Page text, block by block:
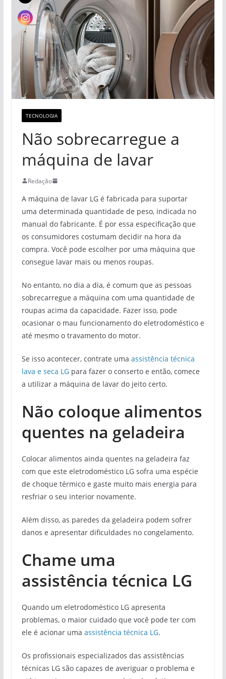
TECNOLOGIA
Não sobrecarregue a
máquina de lavar
Redação
A máquina de lavar LG é fabricada para suportar
uma determinada quantidade de peso, indicada no
manual do fabricante. É por essa especificação que
os consumidores costumam decidir na hora da
compra. Você pode escolher por uma máquina que
consegue lavar mais ou menos roupas.
No entanto, no dia a dia, é comum que as pessoas
sobrecarregue a máquina com uma quantidade de
roupas acima da capacidade. Fazer isso, pode
ocasionar o mau funcionamento do eletrodoméstico e
até mesmo o travamento do motor.
Se isso acontecer, contrate uma assistência técnica
lava e seca LGpara fazer o conserto e então, comece
a utilizar a máquina de lavar do jeito certo.
Não coloque alimentos
quentes na geladeira
Colocar alimentos ainda quentes na geladeira faz
com que este eletrodoméstico LG sofra uma espécie
de choque térmico e gaste muito mais energia para
resfriar o seu interior novamente.
Além disso, as paredes da geladeira podem sofrer
danos e apresentar dificuldades no congelamento.
Chame uma
assistência técnica LG
Quando um eletrodoméstico LG apresenta
problemas, o maior cuidado que você pode ter com
ele é acionar uma assistência técnica LG.
Os profissionais especializados das assistências
técnicas LG são capazes de averiguar o problema e